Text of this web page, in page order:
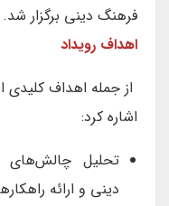
فرهنگ دینی برگزار شد.
اهداف رویداد
از جمله اهداف کلیدی
اشاره کرد:
تحلیل
دینی و ارائه